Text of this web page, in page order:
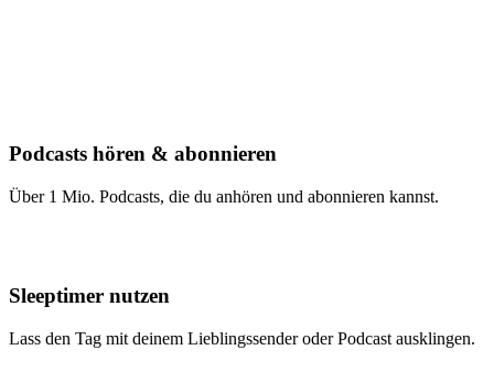
Podcasts hören & abonnieren
Über 1 Mio. Podcasts, die du anhören und abonnieren kannst.
Sleeptimer nutzen
Lass den Tag mit deinem Lieblingssender oder Podcast ausklingen.